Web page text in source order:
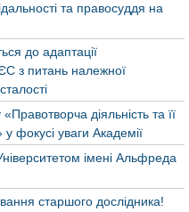
та правосуддя на
до адаптації
з питань належної
діяльність та її
у фокусі уваги Академії
імені Альфреда
старшого дослідника!